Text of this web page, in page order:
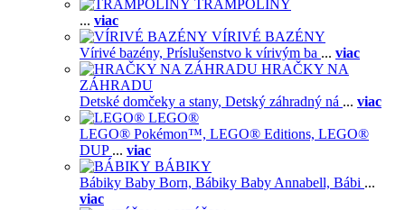
TRAMPOLÍNY
... viac
VÍRIVÉ BAZÉNY
Vírivé bazény, Príslušenstvo k vírivým ba ... viac
HRAČKY NA
ZÁHRADU
Detské domčeky a stany, Detský záhradný ná ... viac
LEGO®
LEGO® Pokémon™, LEGO® Editions, LEGO®
DUP ... viac
BÁBIKY
Bábiky Baby Born, Bábiky Baby Annabell, Bábi ...
viac